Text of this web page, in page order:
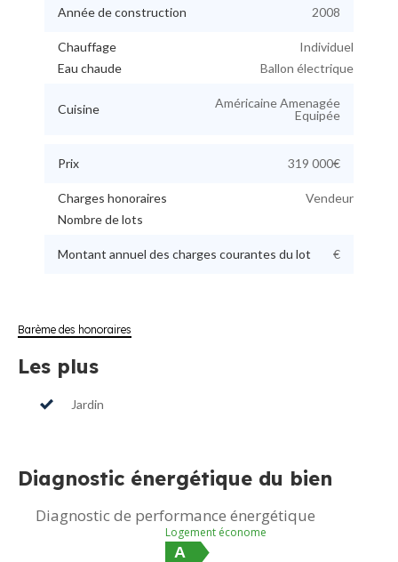
Année de construction 2008
Chauffage
Individuel
Eau chaude
Ballon électrique
Cuisine
Américaine Amenagée
Equipée
Prix 319 000€
Charges honoraires
Vendeur
Nombre de lots
Montant annuel des charges courantes du lot €
Barème des honoraires
Les plus
Jardin
Diagnostic énergétique du bien
Diagnostic de performance énergétique
Logement économe
A